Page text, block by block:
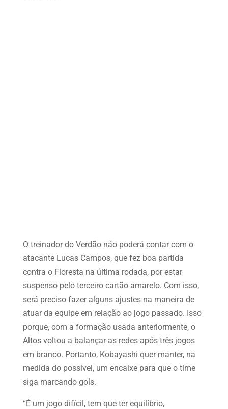
O treinador do Verdão não poderá contar com o
atacante Lucas Campos, que fez boa partida
contra o Floresta na última rodada, por estar
suspenso pelo terceiro cartão amarelo. Com isso,
será preciso fazer alguns ajustes na maneira de
atuar da equipe em relação ao jogo passado. Isso
porque, com a formação usada anteriormente, o
Altos voltou a balançar as redes após três jogos
em branco. Portanto, Kobayashi quer manter, na
medida do possível, um encaixe para que o time
siga marcando gols.
“É um jogo difícil, tem que ter equilíbrio,